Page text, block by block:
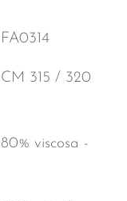
FA0314
CM 315 / 320
80% viscosa -